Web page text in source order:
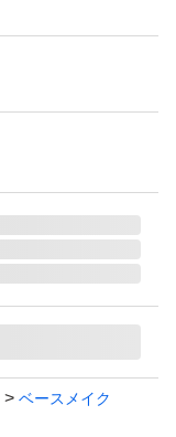
ベースメイク